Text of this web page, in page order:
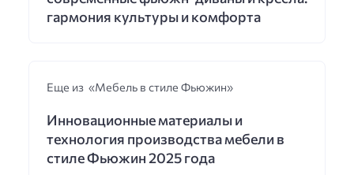
гармония культуры и комфорта
Еще из «Мебель в стиле Фьюжин»
Инновационные материалы и
технология производства мебели в
стиле Фьюжин 2025 года